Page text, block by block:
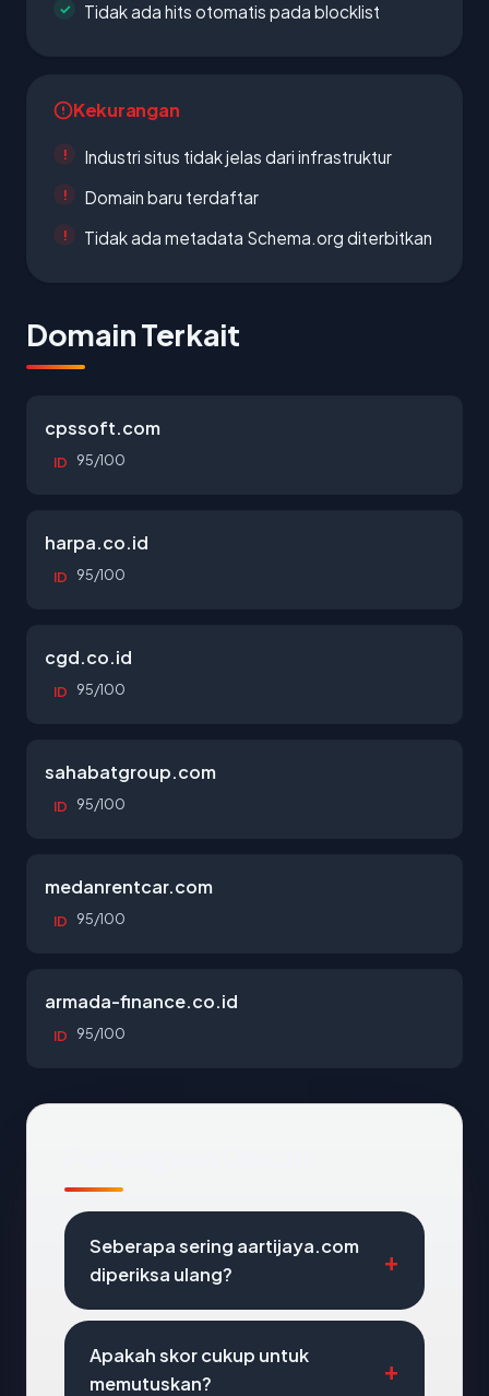
Tidak ada hits otomatis pada blocklist
Kekurangan
Industri situs tidak jelas dari infrastruktur
Domain baru terdaftar
Tidak ada metadata Schema.org diterbitkan
Domain Terkait
cpssoft.com
ID 95/100
harpa.co.id
ID 95/100
cgd.co.id
ID 95/100
sahabatgroup.com
ID 95/100
medanrentcar.com
ID 95/100
armada-finance.co.id
ID 95/100
Seberapa sering aartijaya.com
diperiksa ulang?
Apakah skor cukup untuk
memutuskan?